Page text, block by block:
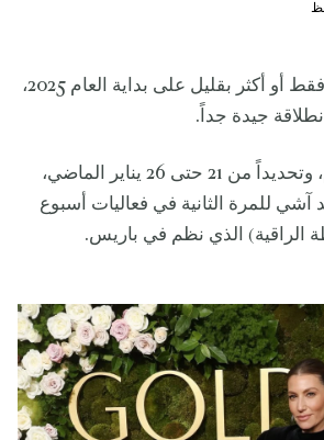
بعد مرور شهر واحد فقط أو أكثر بقليل على بداية العام 2025،
جيدة جداً.
ففي مطلع هذا العام، وتحديداً من 21 حتى 26 يناير الماضي،
للمرة الثانية في فعاليات أسبوع
الراقية) الذي نظم في باريس.